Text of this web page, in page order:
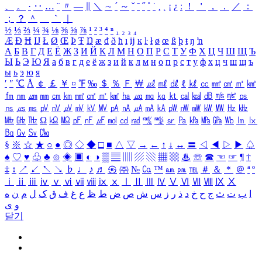
、
。 · ‥ … ¨ 〃 ― ＼ ∼ ´ ～ ˇ ˘ ˝ ˚ ˙ ¸ ¡ ¿ ː ！ ＇ ， ． ／
：
；
？ ＾ ｀
½ ⅓ ⅔ ¼ ¾ ⅛ ⅜ ⅝ ⅞ ¹ ² ³ ⁴ ⁿ ₁ ₂ ₃ ₄
Æ Ð Ħ Ĳ Ł Ø Œ Þ Ŧ Ŋ æ đ ð ħ ı ĳ ĸ ŀ ł ø œ ß þ ŧ ŋ ŉ
А Б В Г Д Е Ё Ж З И Й К Л М Н О П Р С Т У Ф Х Ц Ч Ш Щ Ъ
Ы Ь Э Ю Я а б в г д е ё ж з и й к л м н о п р с т у ф х ц ч ш щ ъ
ы ь э ю я
′ ″ ℃ Å ￠ ￡ ￥ ¤ ℉ ‰ ＄ ％ Ｆ ￦ ㎕ ㎖ ㎗ ℓ ㎘ ㏄ ㎣ ㎤ ㎥ ㎦
㎙ ㎚ ㎛ ㎜ ㎝ ㎞ ㎟ ㎠ ㎡ ㎢ ㏊ ㎍ ㎎ ㎏ ㏏ ㎈ ㎉ ㏈ ㎧ ㎨ ㎰
㎱ ㎲ ㎳ ㎴ ㎵ ㎶ ㎷ ㎸ ㎹ ㎀ ㎁ ㎂ ㎃ ㎄ ㎺ ㎻ ㎽ ㎾ ㎿ ㎐ ㎑
㎒ ㎓ ㎔ Ω ㏀ ㏁ ㎊ ㎋ ㎌ ㏖ ㏅ ㎭ ㎮ ㎯ ㏛ ㎩ ㎪ ㎫ ㎬ ㏝ ㏐
㏓
㏃ ㏉ ㏜ ㏆
§ ※ ☆ ★ ○ ● ◎ ◇ ◆ □ ■ △ ▽ → ← ↑ ↓ ↔ 〓 ◁ ◀ ▷ ▶ ♤
♠ ♡ ♥ ♧ ♣ ⊙ ◈ ▣ ◐ ◑ ▒ ▤ ▨ ▧ ▦ ▩ ♨ ☏ ☎ ☜ ☞ ¶ †
‡ ↕ ↗ ↙ ↖ ↘ ♭ ♩ ♪ ♬ ㉿ ㈜ № ㏇ ™ ㏂ ㏘ ℡ ＃ ＆ ＊ ＠ ª º
ⅰ
ⅱ ⅲ ⅳ ⅴ ⅵ ⅶ ⅷ ⅸ ⅹ Ⅳ Ⅴ Ⅵ Ⅶ Ⅷ Ⅸ Ⅹ
ب ت ث ج ح خ د ذ ر ز س ش ص ض ط ظ ع غ ف ق ک ل م ن ه
و ی
닫기